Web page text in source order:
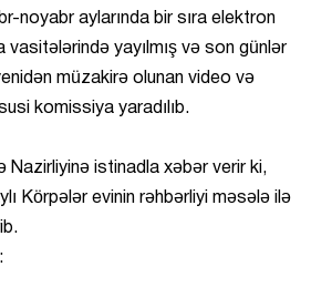
noyabr aylarında bir sıra elektron
vasitələrində yayılmış və son günlər
müzakirə olunan video və
komissiya yaradılıb.
Nazirliyinə istinadla xəbər verir ki,
Körpələr evinin rəhbərliyi məsələ ilə